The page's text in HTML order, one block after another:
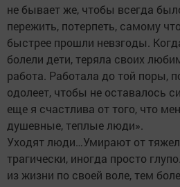
не бывает же, чтобы всегда
пережить, потерпеть, самому
быстрее прошли невзгоды.
болели дети, теряла своих
работа. Работала до той поры,
одолеет, чтобы не оставалось
еще я счастлива от того, что
душевные, теплые люди».
Уходят люди…Умирают от
трагически, иногда просто
из жизни по своей воле, тем